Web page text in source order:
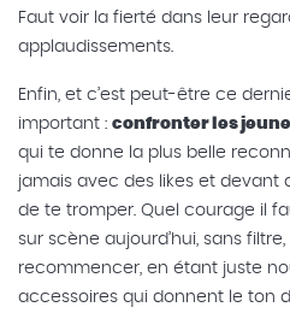
Faut voir la fierté dans leur
applaudissements.
Enfin, et c’est peut-être ce
important : confronter les
qui te donne la plus belle
jamais avec des likes et devant
de te tromper. Quel courage il
sur scène aujourd’hui, sans
recommencer, en étant juste
accessoires qui donnent le ton